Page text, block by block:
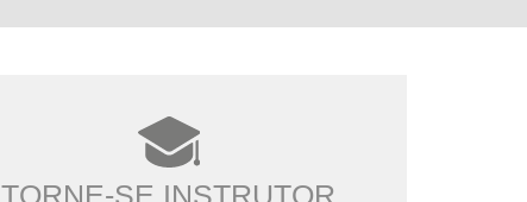
TORNE-SE INSTRUTOR